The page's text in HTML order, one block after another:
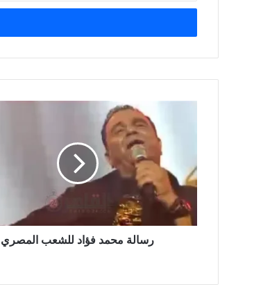
الإلكتروني
المصري
رسالة محمد فؤاد للشعب المصري